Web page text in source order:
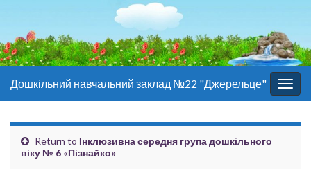
Дошкільний навчальний заклад №22 "Джерельце"
Return to Інклюзивна середня група дошкільного
віку № 6 «Пізнайко»